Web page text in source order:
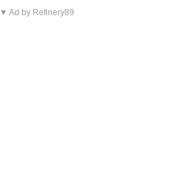
▼ Ad by Refinery89